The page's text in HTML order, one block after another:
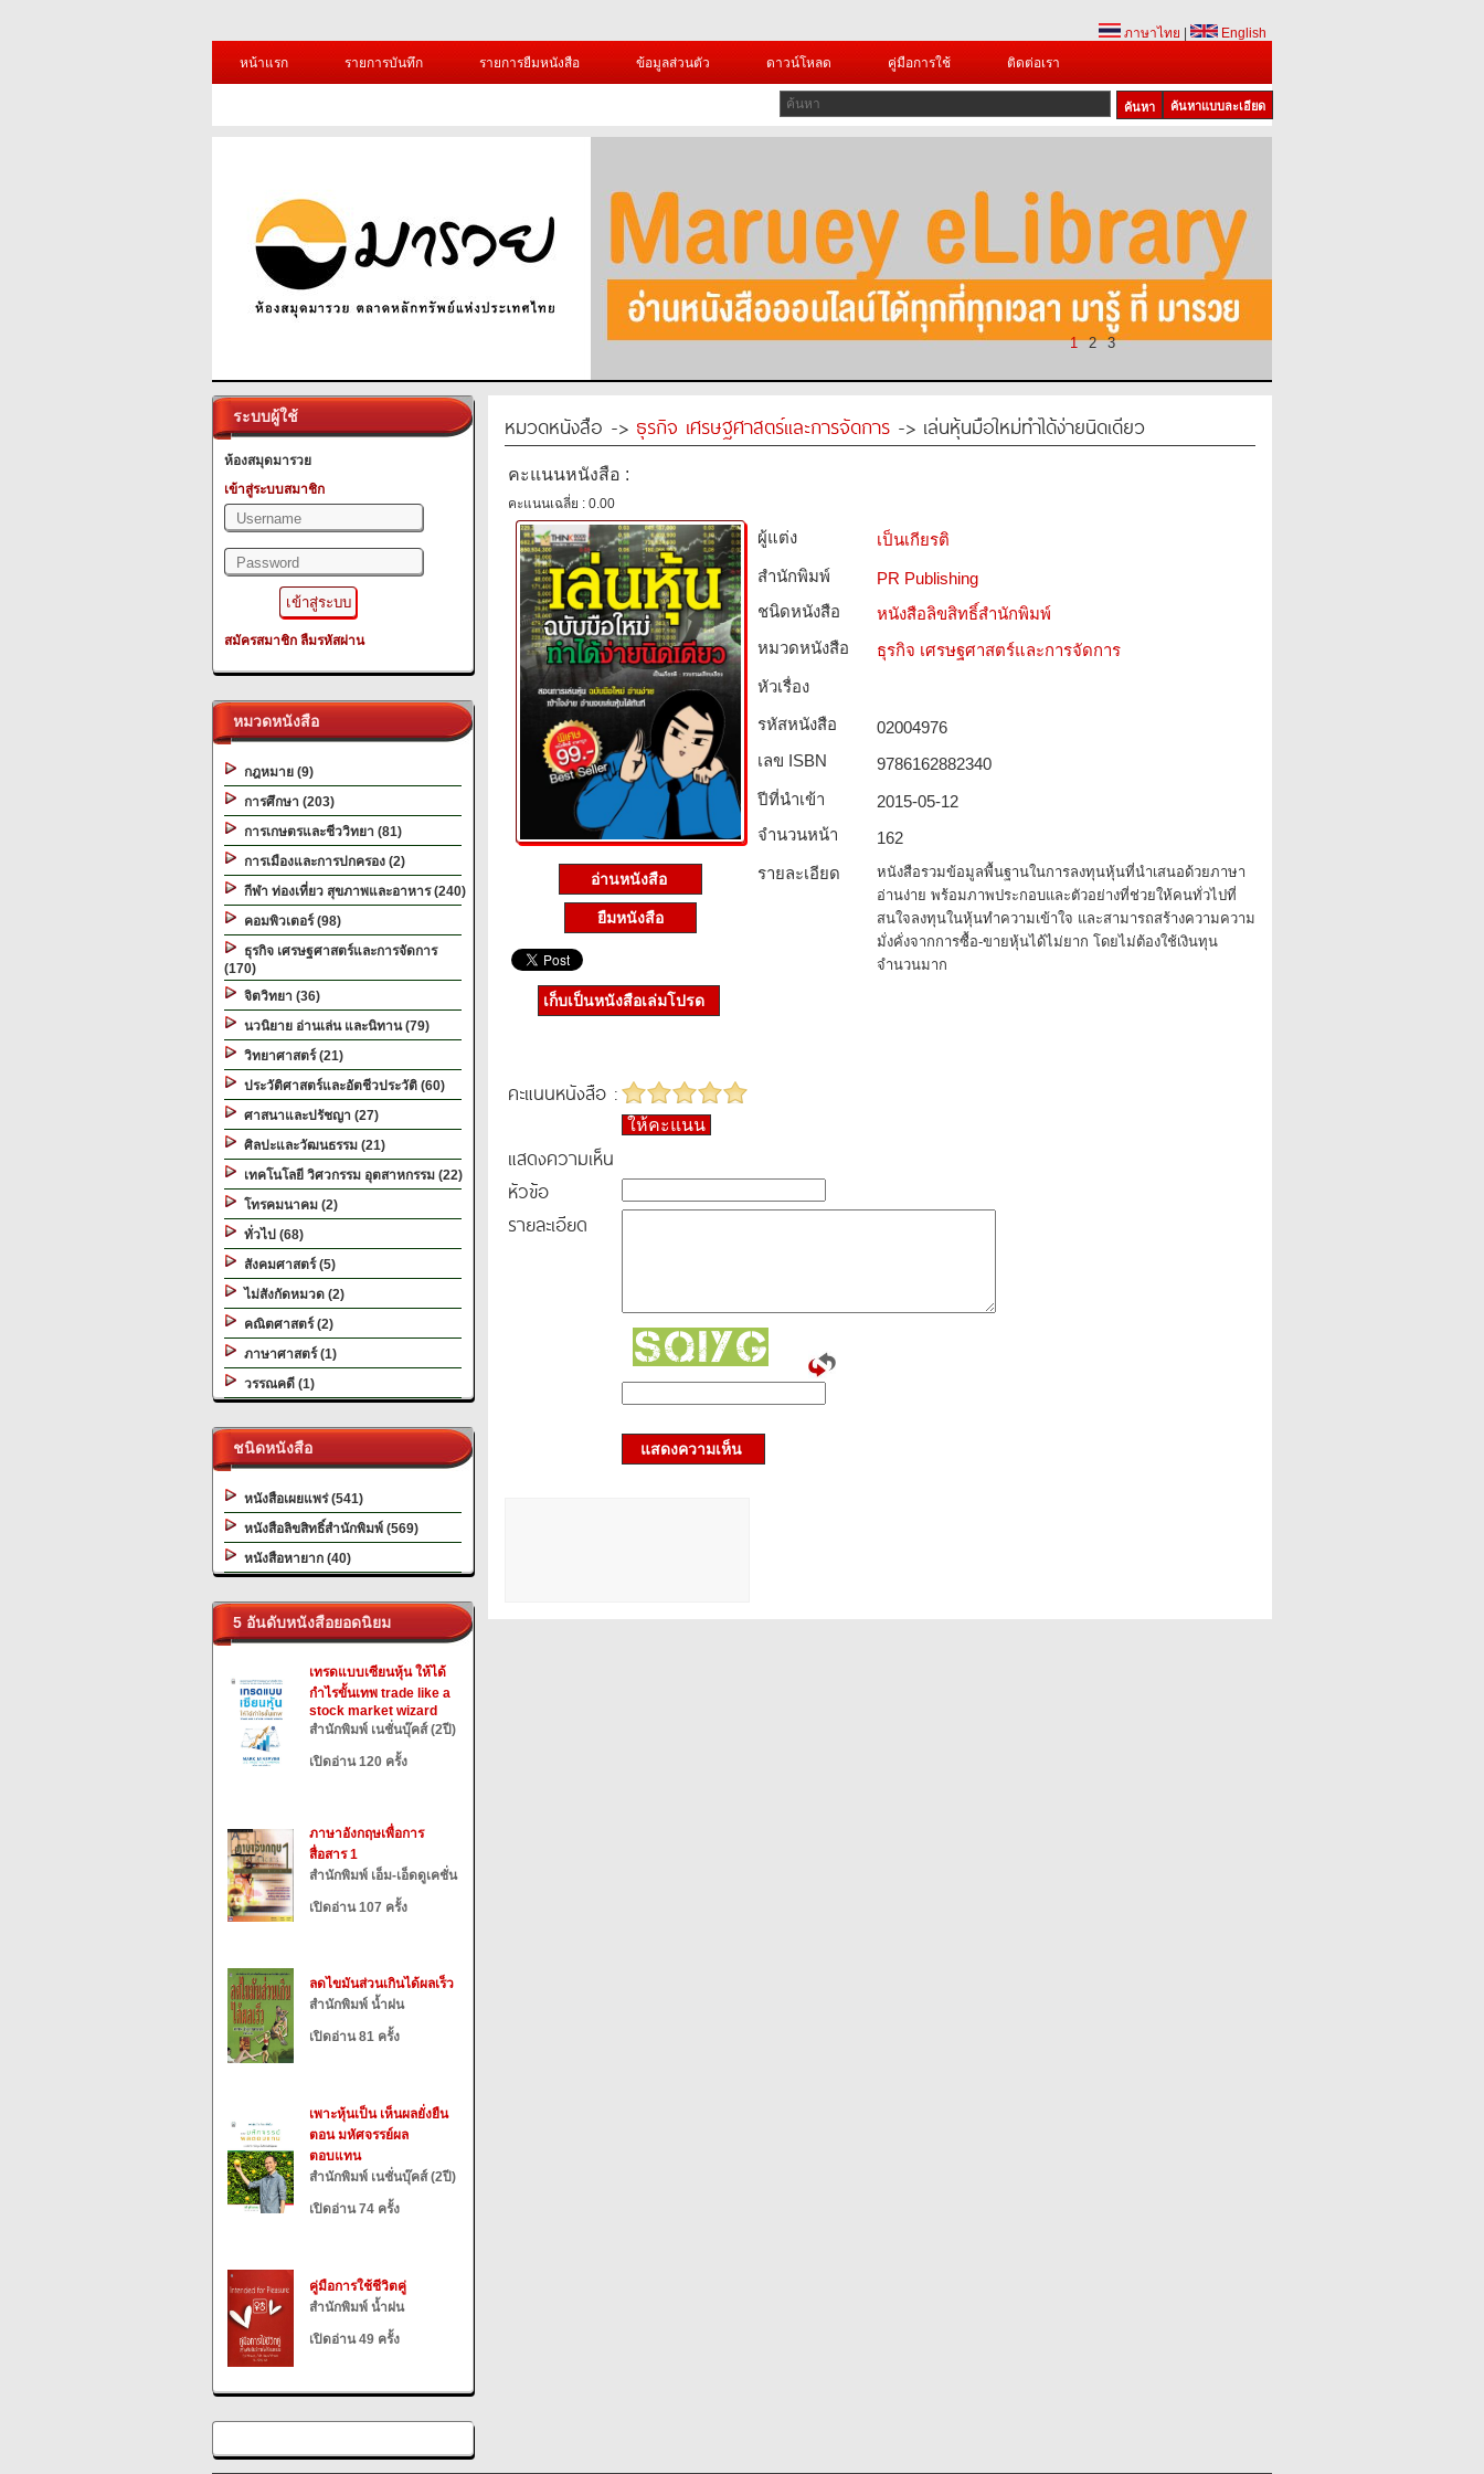
ภาษาไทย
English
หน้าแรก
รายการบันทึก รายการยืมหนังสือ ข้อมูลส่วนตัว ดาวน์โหลด คู่มือการใช้ ติดต่อเรา
ค้นหาแบบละเอียด
1 2 3
ระบบผู้ใช้
ห้องสมุดมารวย
เข้าสู่ระบบสมาชิก
สมัครสมาชิก ลืมรหัสผ่าน
หมวดหนังสือ
กฎหมาย (9)
การศึกษา (203)
การเกษตรและชีววิทยา (81)
การเมืองและการปกครอง (2)
กีฬา ท่องเที่ยว สุขภาพและอาหาร (240)
คอมพิวเตอร์ (98)
ธุรกิจ เศรษฐศาสตร์และการจัดการ
(170)
จิตวิทยา (36)
นวนิยาย อ่านเล่น และนิทาน (79)
วิทยาศาสตร์ (21)
ประวัติศาสตร์และอัตชีวประวัติ (60)
ศาสนาและปรัชญา (27)
ศิลปะและวัฒนธรรม (21)
เทคโนโลยี วิศวกรรม อุตสาหกรรม (22)
โทรคมนาคม (2)
ทั่วไป (68)
สังคมศาสตร์ (5)
ไม่สังกัดหมวด (2)
คณิตศาสตร์ (2)
ภาษาศาสตร์ (1)
วรรณคดี (1)
ชนิดหนังสือ
หนังสือเผยแพร่ (541)
หนังสือลิขสิทธิ์สำนักพิมพ์ (569)
หนังสือหายาก (40)
5 อันดับหนังสือยอดนิยม
เทรดแบบเซียนหุ้น ให้ได้
กำไรขั้นเทพ trade like a
stock market wizard
สำนักพิมพ์ เนชั่นบุ๊คส์ (2ปี)
เปิดอ่าน 120 ครั้ง
ภาษาอังกฤษเพื่อการ
สื่อสาร 1
สำนักพิมพ์ เอ็ม-เอ็ดดูเคชั่น
เปิดอ่าน 107 ครั้ง
ลดไขมันส่วนเกินได้ผลเร็ว
สำนักพิมพ์ น้ำฝน
เปิดอ่าน 81 ครั้ง
เพาะหุ้นเป็น เห็นผลยั่งยืน
ตอน มหัศจรรย์ผล
ตอบแทน
สำนักพิมพ์ เนชั่นบุ๊คส์ (2ปี)
เปิดอ่าน 74 ครั้ง
คู่มือการใช้ชีวิตคู่
สำนักพิมพ์ น้ำฝน
เปิดอ่าน 49 ครั้ง
หมวดหนังสือ -> ธุรกิจ เศรษฐศาสตร์และการจัดการ -> เล่นหุ้นมือใหม่ทำได้ง่ายนิดเดียว
คะแนนหนังสือ :
คะแนนเฉลี่ย : 0.00
อ่านหนังสือ
ยืมหนังสือ
ผู้แต่ง
เป็นเกียรติ
สำนักพิมพ์
PR Publishing
ชนิดหนังสือ­
หนังสือลิขสิทธิ์สำนักพิมพ์
หมวดหนังสือ­
ธุรกิจ เศรษฐศาสตร์และการจัดการ
หัวเรื่อง
รหัสหนังสือ­
02004976
เลข ISBN
9786162882340
ปีที่นำเข้า
2015-05-12
จำนวนหน้า
162
รายละเอียด
หนังสือรวมข้อมูลพื้นฐานในการลงทุนหุ้นที่นำเสนอด้วยภาษา
อ่านง่าย พร้อมภาพประกอบและตัวอย่างที่ช่วยให้คนทั่วไปที่
สนใจลงทุนในหุ้นทำความเข้าใจ และสามารถสร้างความความ
มั่งคั่งจากการซื้อ-ขายหุ้นได้ไม่ยาก โดยไม่ต้องใช้เงินทุน
จำนวนมาก
เก็บเป็นหนังสือเล่มโปรด
คะแนนหนังสือ :
ให้คะแนน
แสดงความเห็น
หัวข้อ
รายละเอียด
แสดงความเห็น